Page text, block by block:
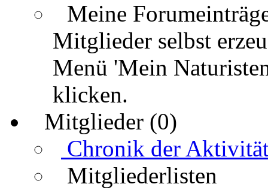
Meine
Mitglieder selbst
Menü 'Mein
klicken.
Mitglieder (0)
Chronik der
Mitgliederlisten